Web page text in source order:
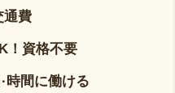
通費
！資格不要
時間に働ける